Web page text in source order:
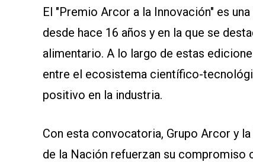
El "Premio Arcor a la Innovación" es
desde hace 16 años y en la que se
alimentario. A lo largo de estas
entre el ecosistema científico-
positivo en la industria.
Con esta convocatoria, Grupo Arcor y
de la Nación refuerzan su compromiso